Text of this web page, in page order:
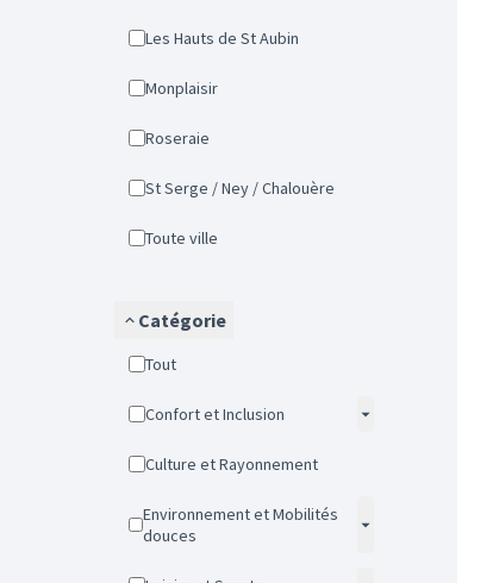
Les Hauts de St Aubin
Monplaisir
Roseraie
St Serge / Ney / Chalouère
Toute ville
Catégorie
Tout
Confort et Inclusion
Culture et Rayonnement
Environnement et Mobilités
douces